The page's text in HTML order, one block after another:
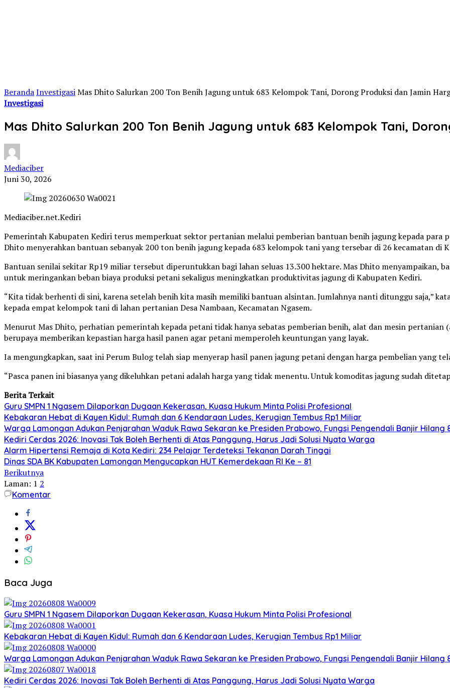
BerandaInvestigasiMas Dhito Salurkan 200 Ton Benih Jagung untuk 683 Kelompok Tani, Dorong Produksi dan Jamin
Investigasi
Mas Dhito Salurkan 200 Ton Benih Jagung untuk 683 Kelompok Tani,
Mediaciber
Juni 30, 2026
Mediaciber.net.Kediri
Pemerintah Kabupaten Kediri terus memperkuat sektor pertanian melalui pemberian bantuan benih jagung kepada para
Dhito menyerahkan bantuan sebanyak 200 ton benih jagung kepada 683 kelompok tani yang tersebar di 26 kecamatan di
Bantuan senilai sekitar Rp19 miliar tersebut diperuntukkan bagi lahan seluas 13.300 hektare. Mas Dhito menyampaikan,
untuk meringankan beban biaya produksi petani sekaligus meningkatkan produktivitas jagung di Kabupaten Kediri.
“Kita tidak berhenti di sini, karena setelah benih kita masih memiliki bantuan alsintan. Jumlahnya nanti ditunggu saja,”
kepada empat kelompok tani di lahan pertanian Desa Nambaan, Kecamatan Ngasem.
Menurut Mas Dhito, perhatian pemerintah kepada petani tidak hanya sebatas pemberian benih, alat dan mesin pertanian
berupaya memberikan kepastian harga hasil panen agar petani memperoleh keuntungan yang layak.
Ia mengungkapkan, saat ini Perum Bulog telah siap menyerap hasil panen jagung petani dengan harga pembelian yang
“Pasca panen ini biasanya yang dikeluhkan petani adalah harga yang tidak menentu. Untuk komoditas jagung sudah
Berita Terkait
Guru SMPN 1 Ngasem Dilaporkan Dugaan Kekerasan, Kuasa Hukum Minta Polisi Profesional
Kebakaran Hebat di Kayen Kidul: Rumah dan 6 Kendaraan Ludes, Kerugian Tembus Rp1 Miliar
Warga Lamongan Adukan Penjarahan Waduk Rawa Sekaran ke Presiden Prabowo, Fungsi Pengendali Banjir Hilang
Kediri Cerdas 2026: Inovasi Tak Boleh Berhenti di Atas Panggung, Harus Jadi Solusi Nyata Warga
Alarm Hipertensi Remaja di Kota Kediri: 234 Pelajar Terdeteksi Tekanan Darah Tinggi
Dinas SDA BK Kabupaten Lamongan Mengucapkan HUT Kemerdekaan RI Ke – 81
Berikutnya
Laman: 1 2
Komentar
Baca Juga
Guru SMPN 1 Ngasem Dilaporkan Dugaan Kekerasan, Kuasa Hukum Minta Polisi Profesional
Kebakaran Hebat di Kayen Kidul: Rumah dan 6 Kendaraan Ludes, Kerugian Tembus Rp1 Miliar
Warga Lamongan Adukan Penjarahan Waduk Rawa Sekaran ke Presiden Prabowo, Fungsi Pengendali Banjir Hilang
Kediri Cerdas 2026: Inovasi Tak Boleh Berhenti di Atas Panggung, Harus Jadi Solusi Nyata Warga